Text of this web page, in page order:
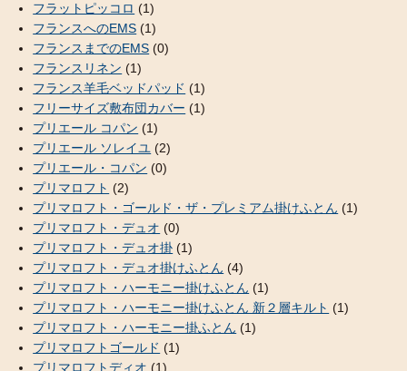
フラットピッコロ (1)
フランスへのEMS (1)
フランスまでのEMS (0)
フランスリネン (1)
フランス羊毛ベッドパッド (1)
フリーサイズ敷布団カバー (1)
プリエール コパン (1)
プリエール ソレイユ (2)
プリエール・コパン (0)
プリマロフト (2)
プリマロフト・ゴールド・ザ・プレミアム掛けふとん (1)
プリマロフト・デュオ (0)
プリマロフト・デュオ掛 (1)
プリマロフト・デュオ掛けふとん (4)
プリマロフト・ハーモニー掛けふとん (1)
プリマロフト・ハーモニー掛けふとん 新２層キルト (1)
プリマロフト・ハーモニー掛ふとん (1)
プリマロフトゴールド (1)
プリマロフトディオ (1)